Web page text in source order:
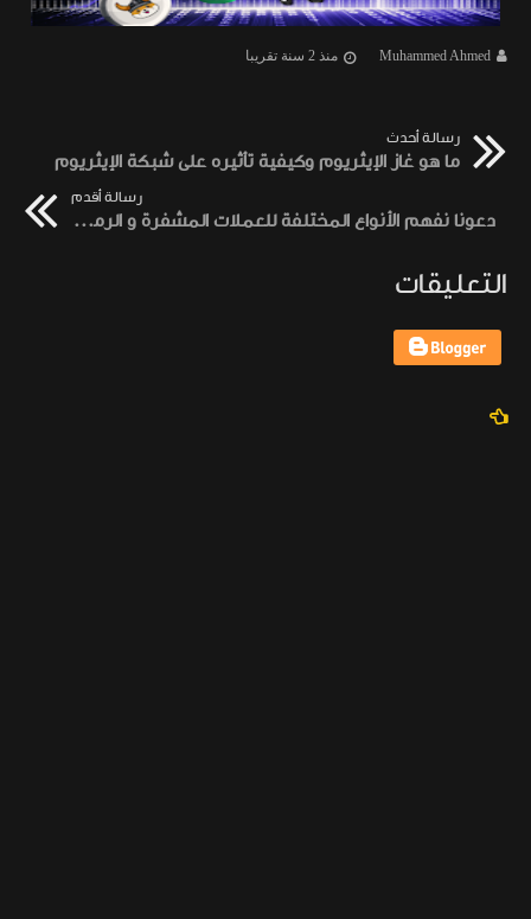
Muhammed Ahmed منذ 2 سنة تقريبا
رسالة أحدث
ما هو غاز الإيثريوم وكيفية تأثيره على شبكة الإيثريوم
رسالة أقدم
دعونا نفهم الأنواع المختلفة للعملات المشفرة و الرموز بشكل أفضل
التعليقات